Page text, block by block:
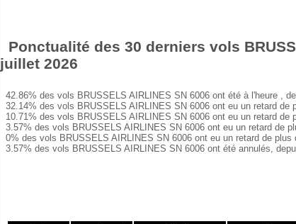
Ponctualité des 30 derniers vols
juillet 2026
42.86% des vols BRUSSELS AIRLINES SN 6006 ont été à l'heure ,
32.14% des vols BRUSSELS AIRLINES SN 6006 ont eu un retard
10.71% des vols BRUSSELS AIRLINES SN 6006 ont eu un retard
3.57% des vols BRUSSELS AIRLINES SN 6006 ont eu un retard de
0% des vols BRUSSELS AIRLINES SN 6006 ont eu un retard de
3.57% des vols BRUSSELS AIRLINES SN 6006 ont été annulés,